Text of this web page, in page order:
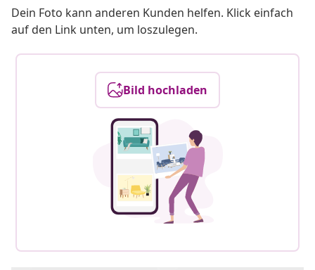
Dein Foto kann anderen Kunden helfen. Klick einfach
auf den Link unten, um loszulegen.
Bild hochladen